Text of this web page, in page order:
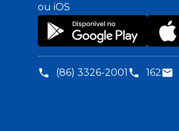
ou iOS
(86) 3326-2001 162